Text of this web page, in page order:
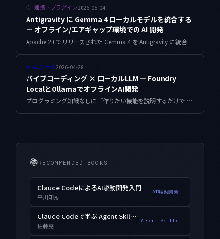
⬡ 連携・プラグイン2026-05-04
Antigravity に Gemma 4 ローカルモデルを統合する
— オフライン/エアギャップ環境での AI 開発
Apache 2.0でリリースされた Gemma 4 を Antigravity に統合することで、機密プロジェクトやオフライン環境でも Antigravity のエージェント体験が可能になります。Ollama / vLLM 経由の接続設定、Architect / Builder の挙動チューニング、本番運用の注意点までを実装ベースで解説します。
⚙ AIツール2026-04-28
バイブコーディング × ローカルLLM — Foundry
LocalとOllamaでオフラインAI開発
プログラミング知識なしに「作りたい機能を説明するだけで AI がコードを生成する」バイブコーディングの最新形。Microsoft Foundry Local と Ollama を使い、機密コードをローカルで安全に開発する方法を紹介します。
📚RECOMMENDED BOOKS
Claude CodeによるAI駆動開発入門
平川知秀
AI駆動開発
Claude Codeで学ぶ Agent Skills入門
佐藤亮
Agent Skills